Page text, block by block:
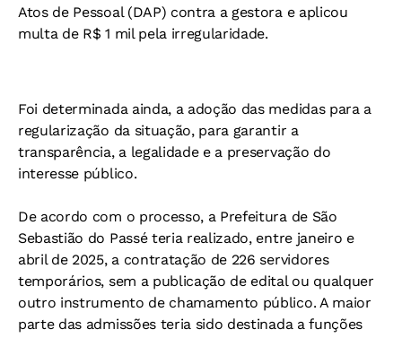
Atos de Pessoal (DAP) contra a gestora e aplicou
multa de R$ 1 mil pela irregularidade.
Foi determinada ainda, a adoção das medidas para a
regularização da situação, para garantir a
transparência, a legalidade e a preservação do
interesse público.
De acordo com o processo, a Prefeitura de São
Sebastião do Passé teria realizado, entre janeiro e
abril de 2025, a contratação de 226 servidores
temporários, sem a publicação de edital ou qualquer
outro instrumento de chamamento público. A maior
parte das admissões teria sido destinada a funções